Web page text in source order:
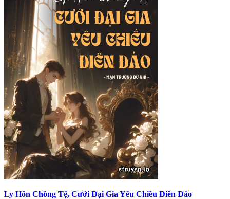
Ly Hôn Chồng Tệ, Cưới Đại Gia Yêu Chiều Điên Đảo